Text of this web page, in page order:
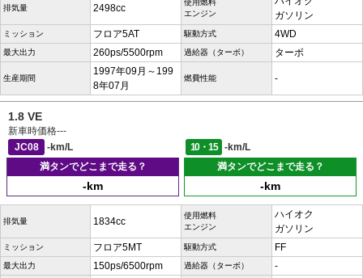
排気量 2498cc
使用燃料
エンジン
ガソリン
ミッション フロア5AT 駆動方式 4WD
最大出力 260ps/5500rpm 過給器（ターボ） ターボ
生産期間
1997年09月～199
8年07月
燃費性能 -
1.8 VE
新車時価格---
JC08
-km/L 10・15
-km/L
満タンでどこまで走る？
-km
満タンでどこまで走る？
-km
排気量 1834cc
使用燃料
エンジン
ハイオク
ガソリン
ミッション フロア5MT 駆動方式 FF
最大出力 150ps/6500rpm 過給器（ターボ） -